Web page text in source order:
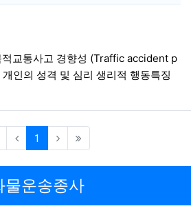
교통사고 경향성 (Traffic accident p
인의 성격 및 심리 생리적 행동특징
1 (current)
물운송종사